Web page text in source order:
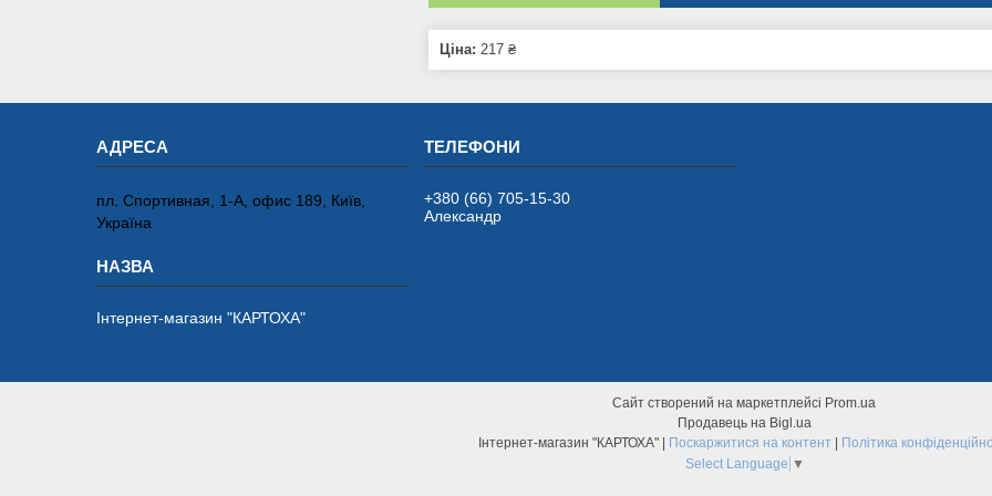
Ціна: 217 ₴
пл. Спортивная, 1-А, офис 189, Київ,
Україна
Інтернет-магазин "КАРТОХА"
+380 (66) 705-15-30
Александр
Сайт створений на маркетплейсі Prom.ua
Продавець на Bigl.ua
Інтернет-магазин "КАРТОХА" | Поскаржитися на контент | Політика
Select Language ▼